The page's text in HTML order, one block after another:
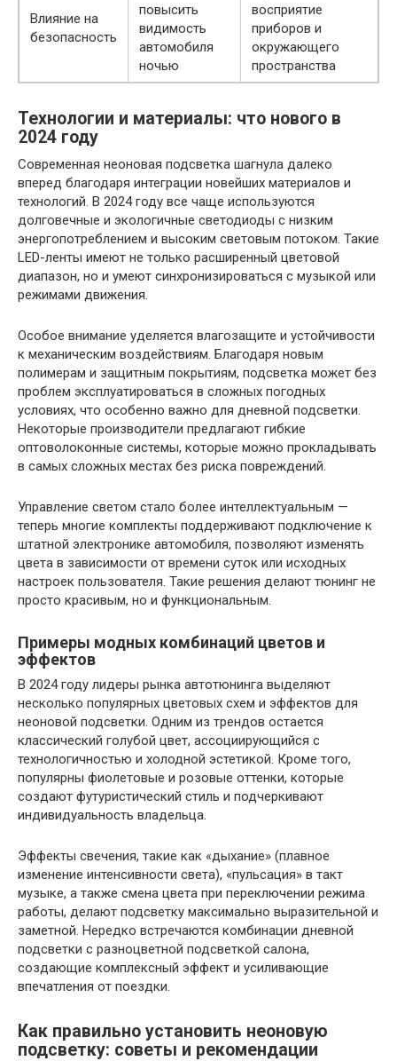
Влияние на
безопасность
повысить
видимость
автомобиля
ночью
восприятие
приборов и
окружающего
пространства
Технологии и материалы: что нового в
2024 году
Современная неоновая подсветка шагнула далеко
вперед благодаря интеграции новейших материалов и
технологий. В 2024 году все чаще используются
долговечные и экологичные светодиоды с низким
энергопотреблением и высоким световым потоком. Такие
LED-ленты имеют не только расширенный цветовой
диапазон, но и умеют синхронизироваться с музыкой или
режимами движения.
Особое внимание уделяется влагозащите и устойчивости
к механическим воздействиям. Благодаря новым
полимерам и защитным покрытиям, подсветка может без
проблем эксплуатироваться в сложных погодных
условиях, что особенно важно для дневной подсветки.
Некоторые производители предлагают гибкие
оптоволоконные системы, которые можно прокладывать
в самых сложных местах без риска повреждений.
Управление светом стало более интеллектуальным —
теперь многие комплекты поддерживают подключение к
штатной электронике автомобиля, позволяют изменять
цвета в зависимости от времени суток или исходных
настроек пользователя. Такие решения делают тюнинг не
просто красивым, но и функциональным.
Примеры модных комбинаций цветов и
эффектов
В 2024 году лидеры рынка автотюнинга выделяют
несколько популярных цветовых схем и эффектов для
неоновой подсветки. Одним из трендов остается
классический голубой цвет, ассоциирующийся с
технологичностью и холодной эстетикой. Кроме того,
популярны фиолетовые и розовые оттенки, которые
создают футуристический стиль и подчеркивают
индивидуальность владельца.
Эффекты свечения, такие как «дыхание» (плавное
изменение интенсивности света), «пульсация» в такт
музыке, а также смена цвета при переключении режима
работы, делают подсветку максимально выразительной и
заметной. Нередко встречаются комбинации дневной
подсветки с разноцветной подсветкой салона,
создающие комплексный эффект и усиливающие
впечатления от поездки.
Как правильно установить неоновую
подсветку: советы и рекомендации